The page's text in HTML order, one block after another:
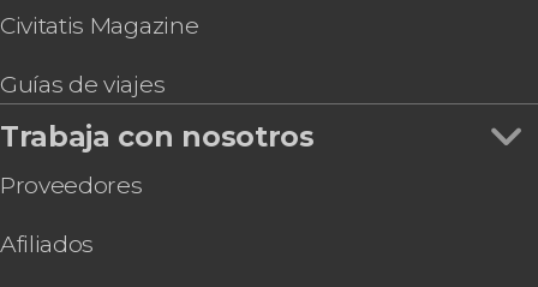
Civitatis Magazine
Guías de viajes
Trabaja con nosotros
Proveedores
Afiliados